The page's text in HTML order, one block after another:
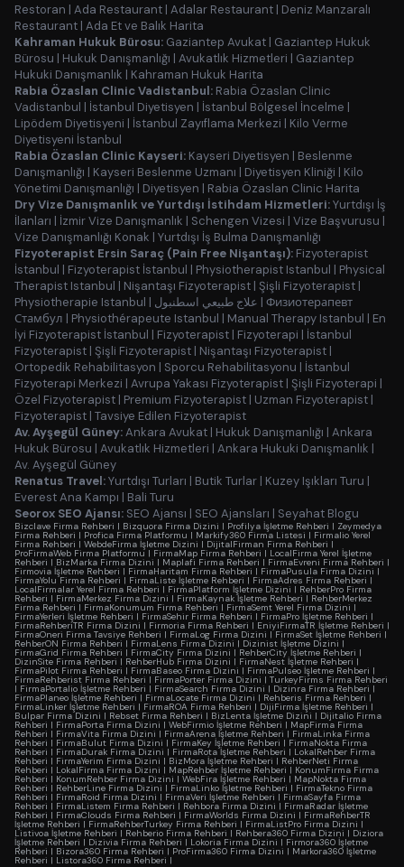
Restoran | Ada Restaurant | Adalar Restaurant | Deniz Manzaralı
Restaurant | Ada Et ve Balık Harita
Kahraman Hukuk Bürosu: Gaziantep Avukat | Gaziantep Hukuk
Bürosu | Hukuk Danışmanlığı | Avukatlık Hizmetleri | Gaziantep
Hukuki Danışmanlık | Kahraman Hukuk Harita
Rabia Özaslan Clinic Vadistanbul: Rabia Özaslan Clinic
Vadistanbul | İstanbul Diyetisyen | İstanbul Bölgesel İncelme |
Lipödem Diyetisyeni | İstanbul Zayıflama Merkezi | Kilo Verme
Diyetisyeni İstanbul
Rabia Özaslan Clinic Kayseri: Kayseri Diyetisyen | Beslenme
Danışmanlığı | Kayseri Beslenme Uzmanı | Diyetisyen Kliniği | Kilo
Yönetimi Danışmanlığı | Diyetisyen | Rabia Özaslan Clinic Harita
Dry Vize Danışmanlık ve Yurtdışı İstihdam Hizmetleri:Yurtdışı İş
İlanları | İzmir Vize Danışmanlık | Schengen Vizesi | Vize Başvurusu |
Vize Danışmanlığı Konak | Yurtdışı İş Bulma Danışmanlığı
Fizyoterapist Ersin Saraç (Pain Free Nişantaşı): Fizyoterapist
İstanbul | Fizyoterapist İstanbul | Physiotherapist Istanbul | Physical
Therapist Istanbul | Nişantaşı Fizyoterapist | Şişli Fizyoterapist |
Physiotherapie Istanbul | علاج طبيعي اسطنبول | Физиотерапевт
Стамбул | Physiothérapeute Istanbul | Manual Therapy Istanbul | En
İyi Fizyoterapist İstanbul | Fizyoterapist | Fizyoterapi | İstanbul
Fizyoterapist | Şişli Fizyoterapist | Nişantaşı Fizyoterapist |
Ortopedik Rehabilitasyon | Sporcu Rehabilitasyonu | İstanbul
Fizyoterapi Merkezi | Avrupa Yakası Fizyoterapist | Şişli Fizyoterapi |
Özel Fizyoterapist | Premium Fizyoterapist | Uzman Fizyoterapist |
Fizyoterapist | Tavsiye Edilen Fizyoterapist
Av. Ayşegül Güney:Ankara Avukat | Hukuk Danışmanlığı | Ankara
Hukuk Bürosu | Avukatlık Hizmetleri | Ankara Hukuki Danışmanlık |
Av. Ayşegül Güney
Renatus Travel:Yurtdışı Turları | Butik Turlar | Kuzey Işıkları Turu |
Everest Ana Kampı | Bali Turu
Seorox SEO Ajansı: SEO Ajansı | SEO Ajansları | Seyahat Blogu
Bizclave Firma Rehberi | Bizquora Firma Dizini | Profilya İşletme Rehberi | Zeymedya
Firma Rehberi | Profica Firma Platformu | Markify360 Firma Listesi | Firmalio Yerel
Firma Rehberi | WebdeFirma İşletme Dizini | DijitalFirman Firma Rehberi |
ProFirmaWeb Firma Platformu | FirmaMap Firma Rehberi | LocalFirma Yerel İşletme
Rehberi | BizMarka Firma Dizini | Maplafi Firma Rehberi | FirmaEvreni Firma Rehberi |
Firmovia İşletme Rehberi | FirmaHaritam Firma Rehberi | FirmaPusula Firma Dizini |
FirmaYolu Firma Rehberi | FirmaListe İşletme Rehberi | FirmaAdres Firma Rehberi |
LocalFirmalar Yerel Firma Rehberi | FirmaPlatform İşletme Dizini | RehberPro Firma
Rehberi | FirmaMerkez Firma Dizini | FirmaKaynak İşletme Rehberi | RehberMerkez
Firma Rehberi | FirmaKonumum Firma Rehberi | FirmaSemt Yerel Firma Dizini |
FirmaYerleri İşletme Rehberi | FirmaSehir Firma Rehberi | FirmaPro İşletme Rehberi |
FirmaRehberiTR Firma Dizini | Firmoria Firma Rehberi | EniyiFirmaTR İşletme Rehberi |
FirmaOneri Firma Tavsiye Rehberi | FirmaLog Firma Dizini |FirmaSet İşletme Rehberi |
RehberON Firma Rehberi | FirmaLens Firma Dizini | Dizinist İşletme Dizini |
FirmaGrid Firma Rehberi | FirmaCity Firma Dizini | RehberCity İşletme Rehberi |
DizinSite Firma Rehberi | RehberHub Firma Dizini | FirmaNest İşletme Rehberi |
FirmaPilot Firma Rehberi | FirmaBaseo Firma Dizini | FirmaPulseo İşletme Rehberi |
FirmaRehberist Firma Rehberi | FirmaPorter Firma Dizini | TurkeyFirms Firma Rehberi
| FirmaPortalio İşletme Rehberi | FirmaSearch Firma Dizini | Dizinra Firma Rehberi |
FirmaPlaneo İşletme Rehberi | FirmaLocate Firma Dizini | Rehberis Firma Rehberi |
FirmaLinker İşletme Rehberi | FirmaROA Firma Rehberi | DijiFirma İşletme Rehberi |
Bulpar Firma Dizini | Rebset Firma Rehberi | BizLenta İşletme Dizini | Dijitalio Firma
Rehberi | FirmaPorta Firma Dizini | WebFirmio İşletme Rehberi | MapFirma Firma
Rehberi | FirmaVita Firma Dizini | FirmaArena İşletme Rehberi | FirmaLinka Firma
Rehberi | FirmaBulut Firma Dizini | FirmaKey İşletme Rehberi | FirmaNokta Firma
Rehberi | FirmaDurak Firma Dizini | FirmaRota İşletme Rehberi | LokalRehber Firma
Rehberi | FirmaYerim Firma Dizini | BizMora İşletme Rehberi | RehberNeti Firma
Rehberi | LokalFirma Firma Dizini | MapRehber İşletme Rehberi | KonumFirma Firma
Rehberi | KonumRehber Firma Dizini | WebFira İşletme Rehberi | MapNokta Firma
Rehberi | RehberLine Firma Dizini | FirmaLinko İşletme Rehberi | FirmaTekno Firma
Rehberi | FirmaRoid Firma Dizini | FirmaVeri İşletme Rehberi | FirmaSayfa Firma
Rehberi | FirmaListem Firma Rehberi | Rehbora Firma Dizini | FirmaRadar İşletme
Rehberi | FirmaClouds Firma Rehberi | FirmaWorlds Firma Dizini | FirmaRehberTR
İşletme Rehberi | FirmaRehberTurkey Firma Rehberi | FirmaListPro Firma Dizini |
Listivoa İşletme Rehberi | Rehberio Firma Rehberi | Rehbera360 Firma Dizini | Diziora
İşletme Rehberi | Dizivia Firma Rehberi | Lokoria Firma Dizini | Firmora360 İşletme
Rehberi | Bizora360 Firma Rehberi | ProFirma360 Firma Dizini | Markora360 İşletme
Rehberi | Listora360 Firma Rehberi |